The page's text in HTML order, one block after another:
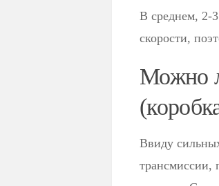
В среднем, 2-
скорости,
Можно
Ввиду
трансмиссии,